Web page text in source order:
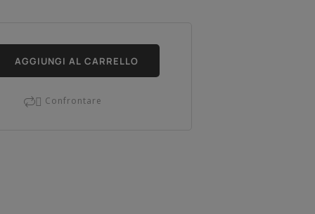
AGGIUNGI AL CARRELLO
 Confrontare